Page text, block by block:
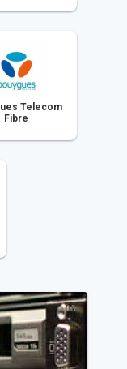
Telecom
Fibre